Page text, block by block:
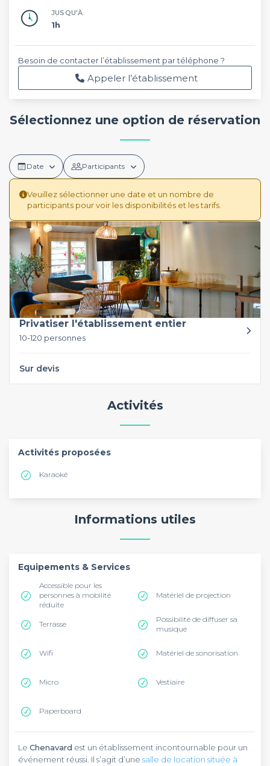
JUSQU'À
1h
Besoin de contacter l’établissement par téléphone ?
Appeler l’établissement
Sélectionnez une option de réservation
Date Participants
Veuillez sélectionner une date et un nombre de
participants pour voir les disponibilités et les tarifs.
Privatiser l'établissement entier
10-120 personnes
Sur devis
Activités
Activités proposées
Karaoké
Informations utiles
Equipements & Services
Accessible pour les
personnes à mobilité
réduite
Matériel de projection
Terrasse
Possibilité de diffuser sa
musique
Wifi Matériel de sonorisation
Micro Vestiaire
Paperboard
Le Chenavard est un établissement incontournable pour un
événement réussi. Il s’agit d’une salle de location située à